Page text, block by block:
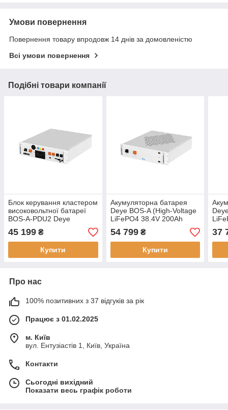
Умови повернення
Повернення товару впродовж 14 днів за домовленістю
Всі умови повернення
Подібні товари компанії
Блок керування кластером
високовольтної батареї
BOS-A-PDU2 Deye
45 199 ₴
Купити
Акумуляторна батарея
Deye BOS-A (High-Voltage
LiFePO4 38.4V 200Ah
7.68kWh)
54 799₴
Купити
37
Про нас
100% позитивних з 37 відгуків за рік
Працює з 01.02.2025
м. Київ
вул. Ентузіастів 1, Київ, Україна
Контакти
Сьогодні вихідний
Показати весь графік роботи